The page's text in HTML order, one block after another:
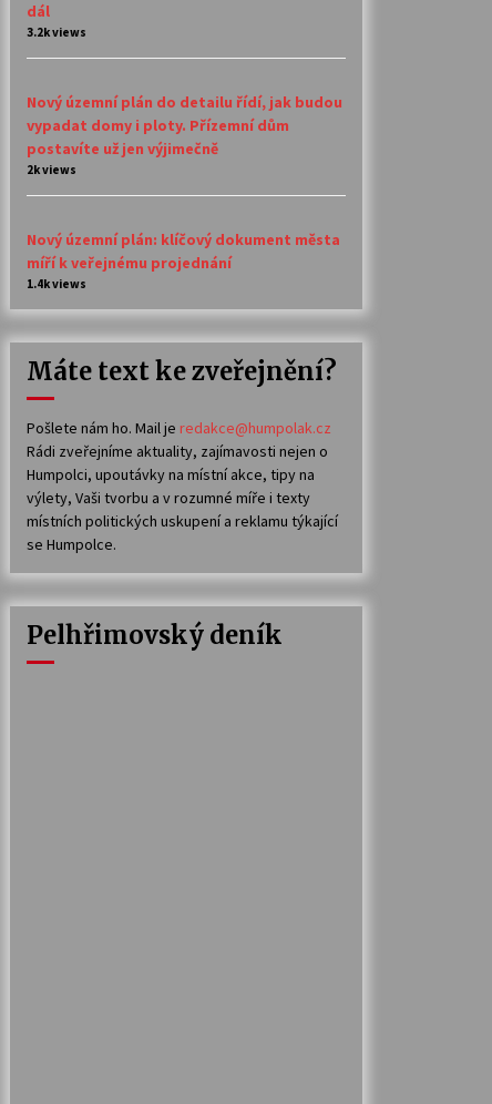
dál
3.2k views
Nový územní plán do detailu řídí, jak budou
vypadat domy i ploty. Přízemní dům
postavíte už jen výjimečně
2k views
Nový územní plán: klíčový dokument města
míří k veřejnému projednání
1.4k views
Máte text ke zveřejnění?
Pošlete nám ho. Mail je redakce@humpolak.cz
Rádi zveřejníme aktuality, zajímavosti nejen o
Humpolci, upoutávky na místní akce, tipy na
výlety, Vaši tvorbu a v rozumné míře i texty
místních politických uskupení a reklamu týkající
se Humpolce.
Pelhřimovský deník